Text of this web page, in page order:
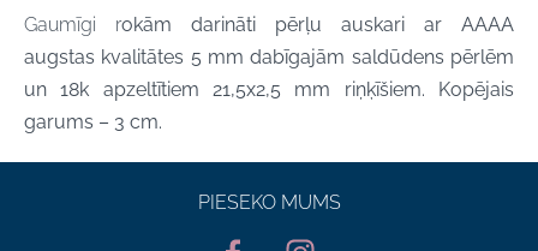
Gaumīgi rokām darināti pērļu auskari ar AAAA
augstas kvalitātes 5 mm dabīgajām saldūdens pērlēm
un 18k apzeltītiem 21,5x2,5 mm riņķīšiem. Kopējais
garums – 3 cm.
PIESEKO MUMS